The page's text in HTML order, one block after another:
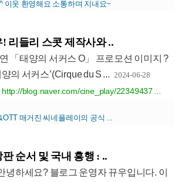
이웃 환영해요 소통하며 지내요~
리들리 스콧 제작사와 ..
「태양의 서커스 O」 프로모션 이미지 ?
양의 서커스’(Cirque du S ... 2024-06-28
http://blog.naver.com/cine_play/22349437 ...
매거진 씨네플레이의 공식 ...
순서 및 국내 흥행 : ..
녕하세요? 블로그 운영자 뀨우입니다. 이